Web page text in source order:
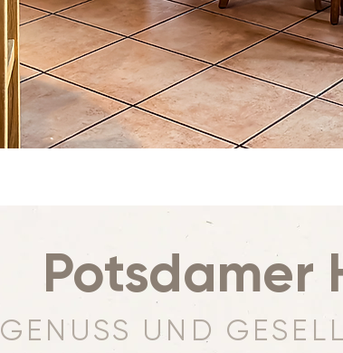
Potsdamer
GENUSS UND